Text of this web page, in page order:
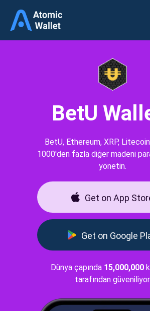
BetU
BetU, Ethereum, XRP,
1000'den fazla diğer madeni
yönetin.
Get on App
Get on Google
Dünya çapında 15,000,000
tarafından güveniliyor